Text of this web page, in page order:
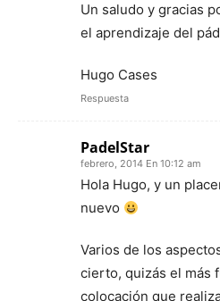
Un saludo y gracias
el aprendizaje del
Hugo Cases
Respuesta
PadelStar
febrero, 2014 En 10:12 am
Hola Hugo, y un
nuevo
Varios de los
cierto, quizás el más
colocación que